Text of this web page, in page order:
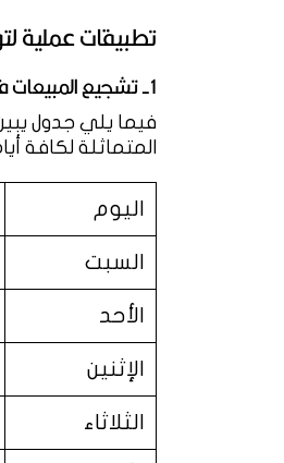
تطبيقات عملية
1- تشجيع المبيعات في بحر الأسبوع
فيما يلي جدول
المتماثلة لكافة
اليوم
السبت
الأحد
الإثنين
الثلاثاء